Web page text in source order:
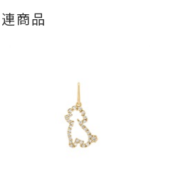
縦：約8.4mm 横：約3.3
：約1.7mm
分 縦：約6.1mm 横：約3.
ンドチャーム、
以内に発送」の商品
ご注文→翌週火曜日までに
半以内～」の商品
在庫状況を確認いたしま
ご注文状況をご確認いた
み」の場合に限り、キャ
のお客さまは、お問い合
ください。
、商品の返品・交換・返金
商品